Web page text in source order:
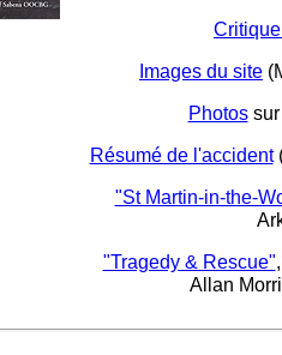
Images du site
Photossur
Résumé de l'accident
"St Martin-in-the-
"Tragedy & Rescue"
Allan